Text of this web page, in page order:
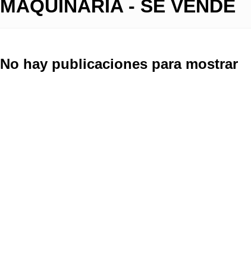
MAQUINARIA - SE VENDE
No hay publicaciones para mostrar